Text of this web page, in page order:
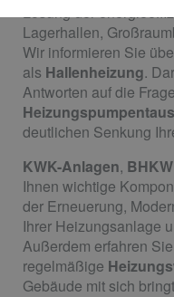
Lösung der
Lagerhallen,
Wir informieren Sie
als Hallenheizung.
Antworten auf die
deutlichen Senkung
KWK-Anlagen, BHKW
Ihnen wichtige
der Erneuerung,
Ihrer Heizungsanlage
Außerdem erfahren
regelmäßige
Gebäude mit sich